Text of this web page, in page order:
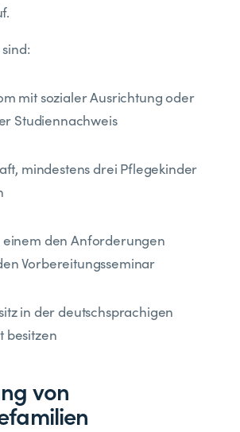
mit sozialer Ausrichtung oder
Studiennachweis
mindestens drei Pflegekinder
einem den Anforderungen
Vorbereitungsseminar
in der deutschsprachigen
besitzen
von